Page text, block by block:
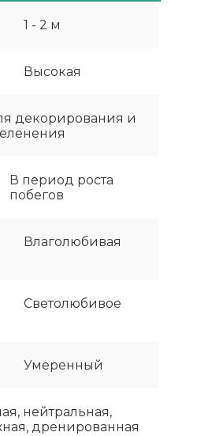
1 - 2 м
Высокая
декорирования и
В период роста
побегов
Влаголюбивая
Светолюбивое
Умеренный
нейтральная,
дренированная